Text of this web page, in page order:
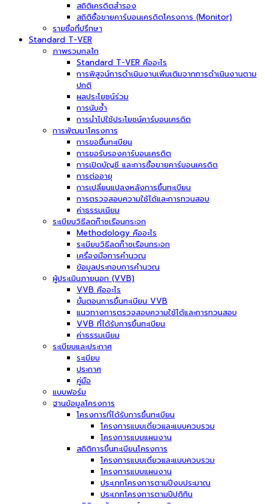
สถิติเครดิตสำรอง
สถิติซื้อขายคาร์บอนเครดิตโครงการ (Monitor)
รายชื่อที่ปรึกษา
Standard T-VER
ภาพรวมกลไก
Standard T-VER คืออะไร
การพิสูจน์การดำเนินงานเพิ่มเติมจากการดำเนินงานตาม
ปกติ
ผลประโยชน์ร่วม
การนับซ้ำ
การนำไปใช้ประโยชน์คาร์บอนเครดิต
การพัฒนาโครงการ
การขอขึ้นทะเบียน
การขอรับรองคาร์บอนเครดิต
การเปิดบัญชี และการซื้อขายคาร์บอนเครดิต
การต่ออายุ
การเปลี่ยนแปลงหลังการขึ้นทะเบียน
การตรวจสอบความใช้ได้และการทวนสอบ
ค่าธรรมเนียม
ระเบียบวิธีลดก๊าซเรือนกระจก
Methodology คืออะไร
ระเบียบวิธีลดก๊าซเรือนกระจก
เครื่องมือการคำนวณ
ข้อมูลประกอบการคำนวณ
ผู้ประเมินภายนอก (VVB)
VVB คืออะไร
ขั้นตอนการขึ้นทะเบียน VVB
แนวทางการตรวจสอบความใช้ได้และการทวนสอบ
VVB ที่ได้รับการขึ้นทะเบียน
ค่าธรรมเนียม
ระเบียบและประกาศ
ระเบียบ
ประกาศ
คู่มือ
แบบฟอร์ม
ฐานข้อมูลโครงการ
โครงการที่ได้รับการขึ้นทะเบียน
โครงการแบบเดี่ยวและแบบควบรวม
โครงการแบบแผนงาน
สถิติการขึ้นทะเบียนโครงการ
โครงการแบบเดี่ยวและแบบควบรวม
โครงการแบบแผนงาน
ประเภทโครงการตามปีงบประมาณ
ประเภทโครงการตามปีปฏิทิน